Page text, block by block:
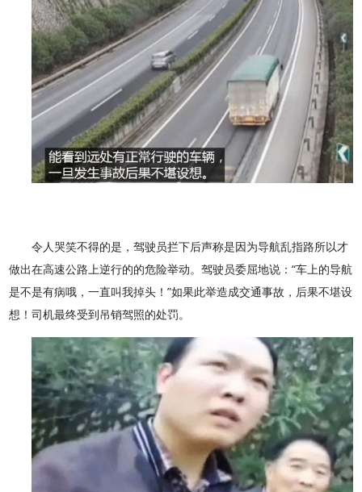
令人哭笑不得的是，驾驶员拦下后声称是因为导航乱指路所以才
做出在高速公路上逆行的的危险举动。驾驶员委屈地说：“车上的导航
是不是有病哦，一直叫我掉头！”如果此举造成交通事故，后果不堪设
想！司机最终受到吊销驾照的处罚。